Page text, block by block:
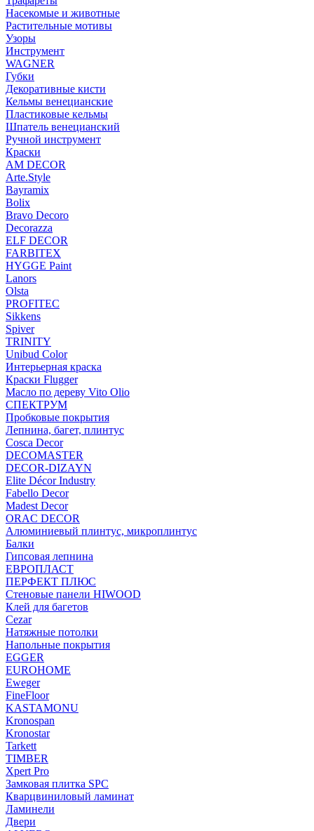
Насекомые и животные
Растительные мотивы
Узоры
Инструмент
WAGNER
Губки
Декоративные кисти
Кельмы венецианские
Пластиковые кельмы
Шпатель венецианский
Ручной инструмент
Краски
AM DECOR
Arte.Style
Bayramix
Bolix
Bravo Decoro
Decorazza
ELF DECOR
FARBITEX
HYGGE Paint
Lanors
Olsta
PROFITEC
Sikkens
Spiver
TRINITY
Unibud Color
Интерьерная краска
Краски Flugger
Масло по дереву Vito Olio
СПЕКТРУМ
Пробковые покрытия
Лепнина, багет, плинтус
Cosca Decor
DECOMASTER
DECOR-DIZAYN
Elite Décor Industry
Fabello Decor
Madest Decor
ORAC DECOR
Алюминиевый плинтус, микроплинтус
Балки
Гипсовая лепнина
ЕВРОПЛАСТ
ПЕРФЕКТ ПЛЮС
Стеновые панели HIWOOD
Клей для багетов
Cezar
Натяжные потолки
Напольные покрытия
EGGER
EUROHOME
Eweger
FineFloor
KASTAMONU
Kronospan
Kronostar
Tarkett
TIMBER
Xpert Pro
Замковая плитка SPC
Кварцвиниловый ламинат
Ламинели
Двери